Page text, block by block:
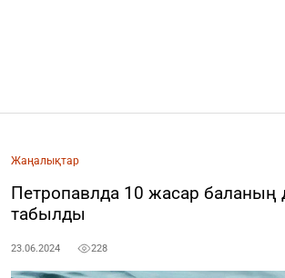
Жаңалықтар
Петропавлда 10 жасар баланың
табылды
23.06.2024 228